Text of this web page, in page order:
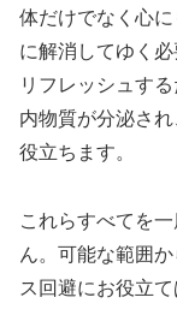
体だけでなく心
に解消してゆく
リフレッシュす
内物質が分泌さ
役立ちます。
これらすべてを
ん。可能な範囲
ス回避にお役立て